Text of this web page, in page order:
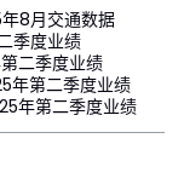
8月交通数据
季度业绩
二季度业绩
年第二季度业绩
年第二季度业绩